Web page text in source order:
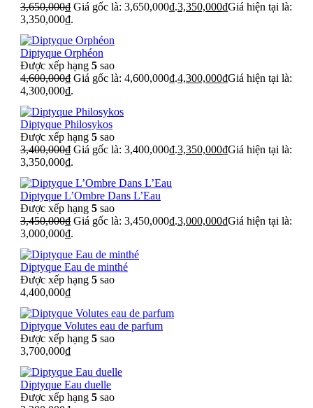
3,650,000₫ Giá gốc là: 3,650,000₫.3,350,000₫Giá hiện tại là:
3,350,000₫.
Diptyque Orphéon
Được xếp hạng 5 sao
4,600,000₫ Giá gốc là: 4,600,000₫.4,300,000₫Giá hiện tại là:
4,300,000₫.
Diptyque Philosykos
Được xếp hạng 5 sao
3,400,000₫ Giá gốc là: 3,400,000₫.3,350,000₫Giá hiện tại là:
3,350,000₫.
Diptyque L’Ombre Dans L’Eau
Được xếp hạng 5 sao
3,450,000₫ Giá gốc là: 3,450,000₫.3,000,000₫Giá hiện tại là:
3,000,000₫.
Diptyque Eau de minthé
Được xếp hạng 5 sao
4,400,000₫
Diptyque Volutes eau de parfum
Được xếp hạng 5 sao
3,700,000₫
Diptyque Eau duelle
Được xếp hạng 5 sao